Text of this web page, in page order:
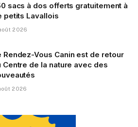
sacs à dos offerts gratuitement à
petits Lavallois
2026
Rendez-Vous Canin est de retour
Centre de la nature avec des
2026